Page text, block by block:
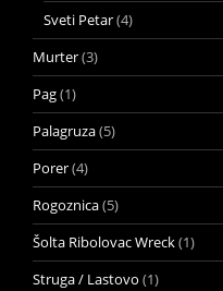
Sveti Petar(4)
Murter(3)
Pag(1)
Palagruza(5)
Porer(4)
Rogoznica(5)
Šolta Ribolovac Wreck(1)
Struga / Lastovo (1)